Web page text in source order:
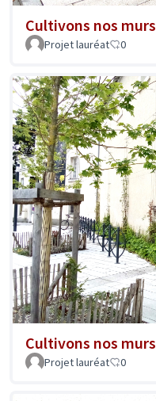
Cultivons nos murs
Projet lauréat 0
Cultivons nos murs
Projet lauréat 0